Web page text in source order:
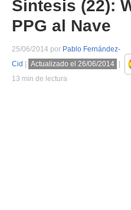
Síntesis (22):
PPG al Nave
25/06/2014 por Pablo Fernández-
Cid
Actualizado el 26/06/2014
13 min de lectura